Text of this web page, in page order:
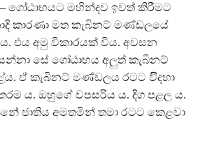
ගෝඨාභයට මහින්දව ඉවත් කිරීමට
කාරණා මත කැබිනට් මණ්ඩලයේ
එය අමු විකාරයක් විය. අවසන
සේ ගෝඨාභය අලුත් කැබිනට්
ඒ කැබිනට් මණ්ඩලය රටට විිදහා
ය. ඔහුගේ වපසරිය ය. දිග පළල ය.
ජාතිය අමතමින් තමා රටට කෙළවා